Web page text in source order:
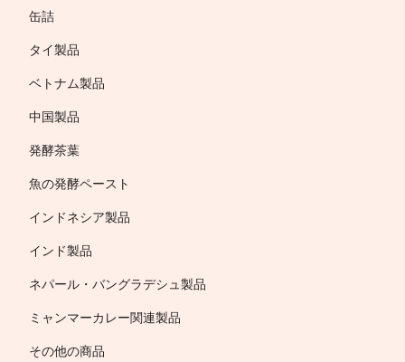
缶詰
タイ製品
ベトナム製品
中国製品
発酵茶葉
魚の発酵ペースト
インドネシア製品
インド製品
ネパール・バングラデシュ製品
ミャンマーカレー関連製品
その他の商品